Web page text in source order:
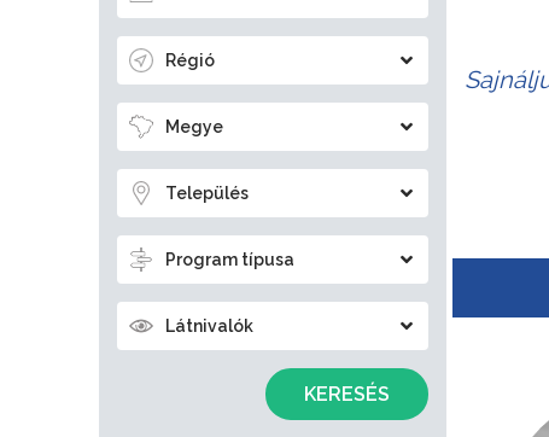
Régió
Megye
Település
Program típusa
Látnivalók
KERESÉS